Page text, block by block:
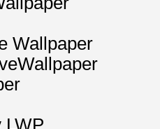
Wallpaper
LWP